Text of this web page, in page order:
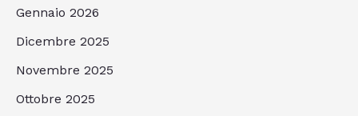
Gennaio 2026
Dicembre 2025
Novembre 2025
Ottobre 2025